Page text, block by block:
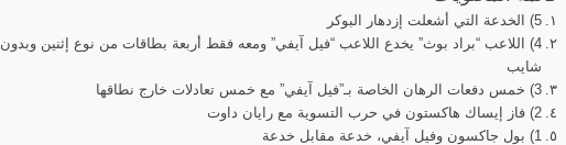
5) الخدعة التي أشعلت إزدهار البوكر
4) اللاعب “براد بوث” يخدع اللاعب “فيل آيفي” ومعه فقط أربعة بطاقات من نوع إثنين وبدون
شايب
3) خمس دفعات الرهان الخاصة بـ”فيل آيفي” مع خمس تعادلات خارج نطاقها
2) فاز إيساك هاكستون في حرب التسوية مع رايان داوت
1) بول جاكسون وفيل آيفي، خدعة مقابل خدعة